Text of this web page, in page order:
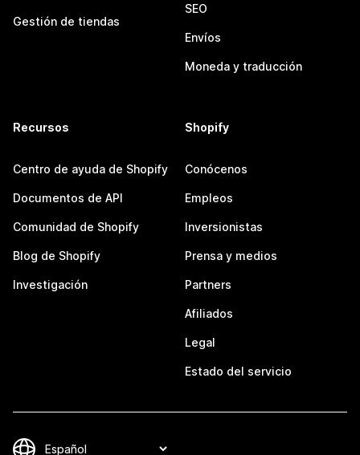
Gestión de tiendas
SEO
Envíos
Moneda y traducción
Recursos
Centro de ayuda de Shopify
Documentos de API
Comunidad de Shopify
Blog de Shopify
Investigación
Shopify
Conócenos
Empleos
Inversionistas
Prensa y medios
Partners
Afiliados
Legal
Estado del servicio